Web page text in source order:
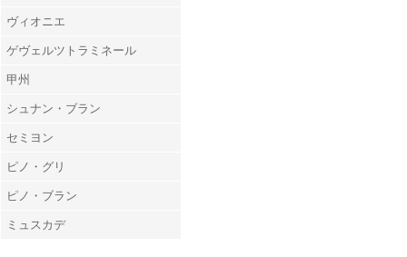
ヴィオニエ
ゲヴェルツトラミネール
甲州
シュナン・ブラン
セミヨン
ピノ・グリ
ピノ・ブラン
ミュスカデ